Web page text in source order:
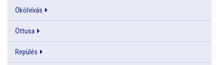
Ökölvívás
Öttusa
Repülés